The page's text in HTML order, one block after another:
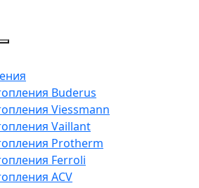
Buderus
Viessmann
Vaillant
Protherm
Ferroli
ACV